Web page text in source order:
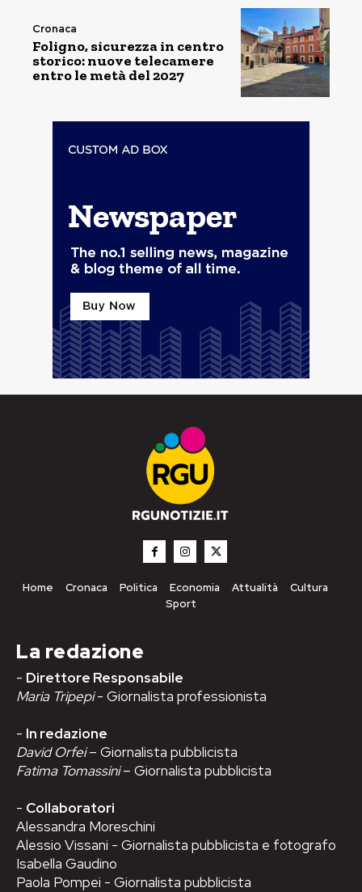
Cronaca
Foligno, sicurezza in centro
storico: nuove telecamere
entro le metà del 2027
Home Cronaca Politica Economia Attualità
Cultura
Sport
La redazione
- Direttore Responsabile
Maria Tripepi- Giornalista professionista
- In redazione
David Orfei– Giornalista pubblicista
Fatima Tomassini– Giornalista pubblicista
- Collaboratori
Alessandra Moreschini
Alessio Vissani - Giornalista pubblicista e fotografo
Isabella Gaudino
Paola Pompei - Giornalista pubblicista